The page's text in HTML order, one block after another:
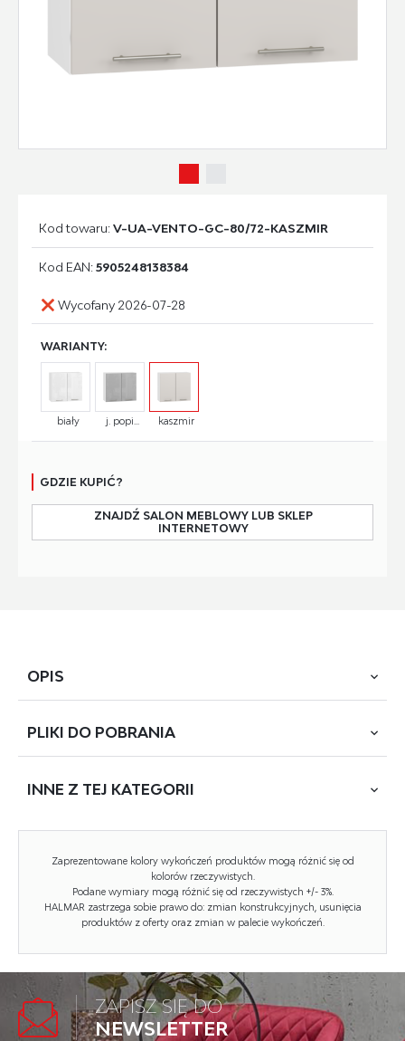
Kod towaru:V-UA-VENTO-GC-80/72-KASZMIR
Kod EAN:5905248138384
Wycofany 2026-07-28
WARIANTY:
biały j. popi... kaszmir
GDZIE KUPIĆ?
ZNAJDŹ SALON MEBLOWY LUB SKLEP
INTERNETOWY
OPIS
wymiary: 80/72/30 cm, materiał: płyta meblowa
Styl wykonania: nowoczesny
Korpus kolor: biały
Szerokość (Zakres): 80
Wysokość: 72
PLIKI DO POBRANIA
VENTO GC-80-72
Zaprezentowane kolory wykończeń produktów mogą różnić się od
kolorów rzeczywistych.
Podane wymiary mogą różnić się od rzeczywistych +/- 3%.
HALMAR zastrzega sobie prawo do: zmian konstrukcyjnych, usunięcia
produktów z oferty oraz zmian w palecie wykończeń.
INNE Z TEJ KATEGORII
ZAPISZ SIĘ DO
NEWSLETTER